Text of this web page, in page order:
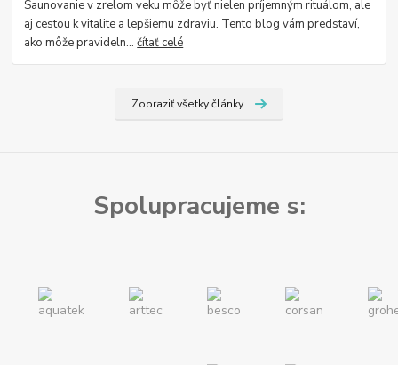
Saunovanie v zrelom veku môže byť nielen príjemným rituálom, ale
aj cestou k vitalite a lepšiemu zdraviu. Tento blog vám predstaví,
ako môže pravideln...čítať celé
Zobraziť všetky články
Spolupracujeme s: